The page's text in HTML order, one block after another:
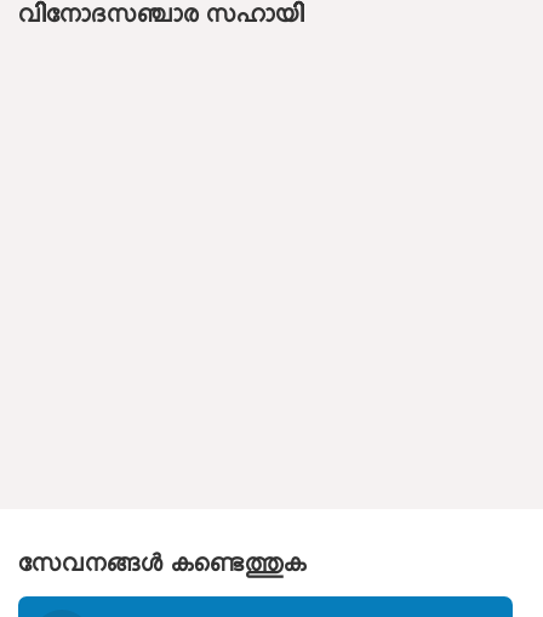
വിനോദസഞ്ചാര സഹായി
സേവനങ്ങള്‍ കണ്ടെത്തുക